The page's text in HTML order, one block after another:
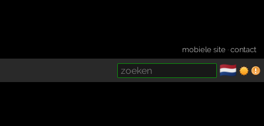
mobiele site ·contact
🇳🇱